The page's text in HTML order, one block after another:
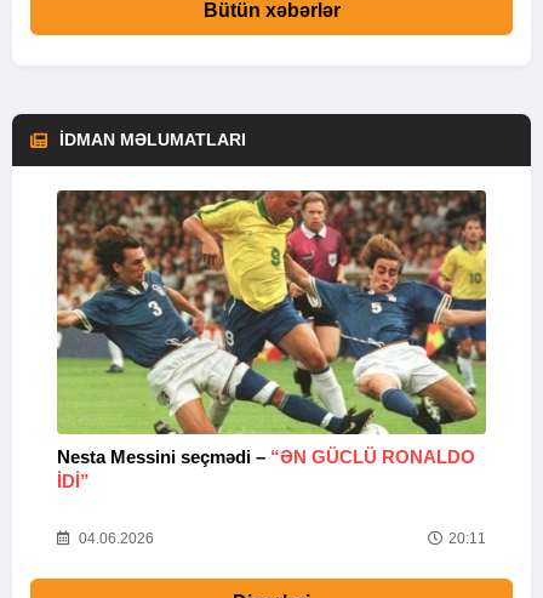
Bütün xəbərlər
İDMAN MƏLUMATLARI
Nesta Messini seçmədi – “ƏN GÜCLÜ RONALDO
IDI”
04.06.2026 20:11